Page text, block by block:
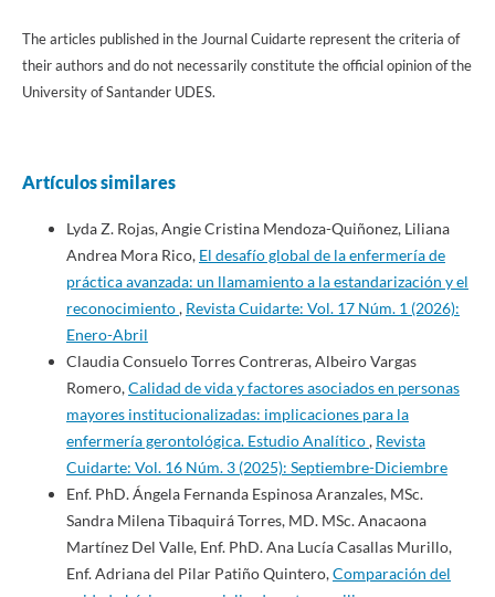
The articles published in the Journal Cuidarte represent the criteria of
their authors and do not necessarily constitute the official opinion of the
University of Santander UDES.
Artículos similares
Lyda Z. Rojas, Angie Cristina Mendoza-Quiñonez, Liliana
Andrea Mora Rico, El desafío global de la enfermería de
práctica avanzada: un llamamiento a la estandarización y el
reconocimiento, Revista Cuidarte: Vol. 17 Núm. 1 (2026):
Enero-Abril
Claudia Consuelo Torres Contreras, Albeiro Vargas
Romero,Calidad de vida y factores asociados en personas
mayores institucionalizadas: implicaciones para la
enfermería gerontológica. Estudio Analítico, Revista
Cuidarte: Vol. 16 Núm. 3 (2025): Septiembre-Diciembre
Enf. PhD. Ángela Fernanda Espinosa Aranzales, MSc.
Sandra Milena Tibaquirá Torres, MD. MSc. Anacaona
Martínez Del Valle, Enf. PhD. Ana Lucía Casallas Murillo,
Enf. Adriana del Pilar Patiño Quintero,Comparación del